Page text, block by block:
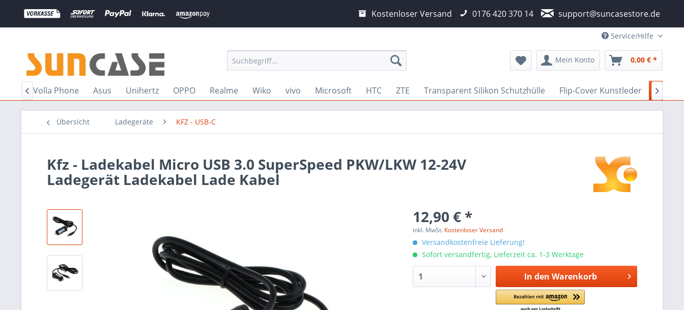
Kostenloser Versand 0176 420 370 14 support@suncasestore.de
Service/Hilfe
Mein Konto 0,00 € *
Volla Phone Asus Unihertz OPPO Realme Wiko vivo Microsoft HTC ZTE Transparent Silikon Schutzhülle Flip-Cover Kunstleder
 
Übersicht Ladegeräte KFZ - USB-C
Kfz - Ladekabel Micro USB 3.0 SuperSpeed PKW/LKW 12-24V
Ladegerät Ladekabel Lade Kabel
12,90 € *
inkl. MwSt. Kostenloser Versand
Versandkostenfreie Lieferung!
Sofort versandfertig, Lieferzeit ca. 1-3 Werktage
In den Warenkorb